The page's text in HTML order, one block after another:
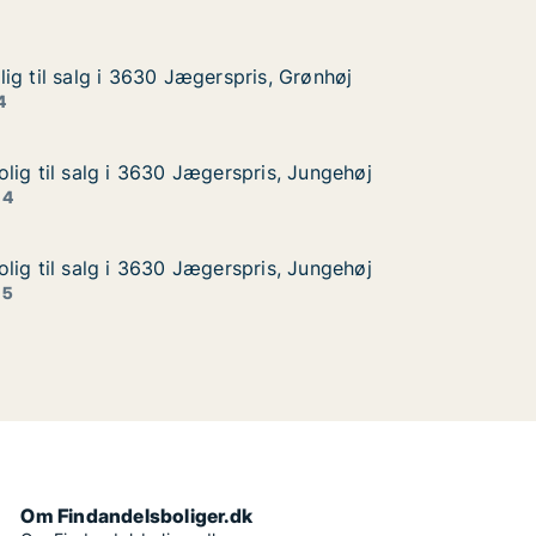
Grønhøj
3630 Jægerspris, Grønhøj
til salg i 3630 Jægerspris, Grønhøj
til salg i 3630 Jægerspris, Grønhøj
Jungehøj
i 3630 Jægerspris, Jungehøj
til salg i 3630 Jægerspris, Jungehøj
til salg i 3630 Jægerspris, Jungehøj
Jungehøj
i 3630 Jægerspris, Jungehøj
til salg i 3630 Jægerspris, Jungehøj
til salg i 3630 Jægerspris, Jungehøj
Om Findandelsboliger.dk